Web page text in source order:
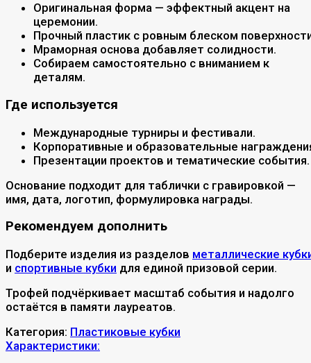
Оригинальная форма — эффектный акцент на
церемонии.
Прочный пластик с ровным блеском
Мраморная основа добавляет солидности.
Собираем самостоятельно с вниманием к
деталям.
Где используется
Международные турниры и фестивали.
Корпоративные и образовательные
Презентации проектов и тематические события.
Основание подходит для таблички с гравировкой —
имя, дата, логотип, формулировка награды.
Рекомендуем дополнить
Подберите изделия из разделов металлические
и спортивные кубки для единой призовой серии.
Трофей подчёркивает масштаб события и надолго
остаётся в памяти лауреатов.
Категория: Пластиковые кубки
Характеристики: